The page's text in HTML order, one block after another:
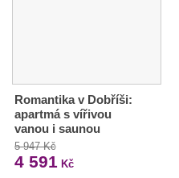
Romantika v Dobříši:
apartmá s vířivou
vanou i saunou
5 947 Kč
4 591 Kč